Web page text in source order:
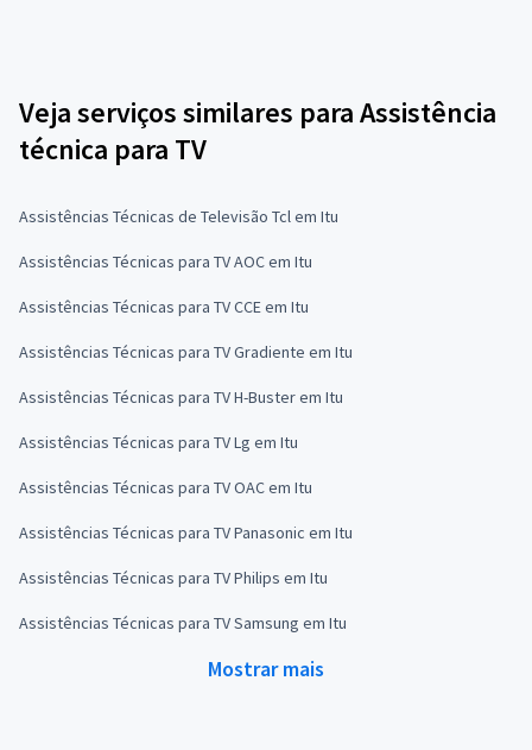
Veja serviços similares para Assistência
técnica para TV
Assistências Técnicas de Televisão Tcl em Itu
Assistências Técnicas para TV AOC em Itu
Assistências Técnicas para TV CCE em Itu
Assistências Técnicas para TV Gradiente em Itu
Assistências Técnicas para TV H-Buster em Itu
Assistências Técnicas para TV Lg em Itu
Assistências Técnicas para TV OAC em Itu
Assistências Técnicas para TV Panasonic em Itu
Assistências Técnicas para TV Philips em Itu
Assistências Técnicas para TV Samsung em Itu
Mostrar mais